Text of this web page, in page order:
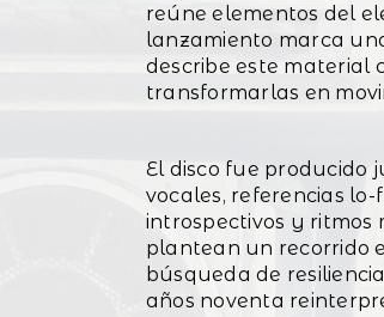
reúne elementos del
lanzamiento marca
describe este material
transformarlas en
El disco fue producido
vocales, referencias
introspectivos y ritmos
plantean un recorrido
búsqueda de
años noventa